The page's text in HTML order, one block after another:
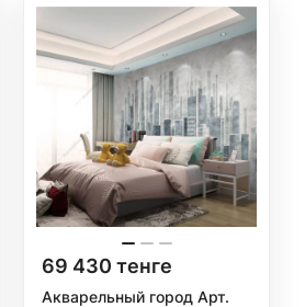
69 430 тенге
Акварельный город Арт.